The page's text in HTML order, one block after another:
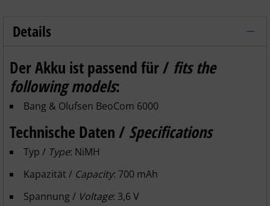
Details
OTB Akku kompatibel zu Bang &
Der Akku ist passend für / fits the
following models:
Bang & Olufsen BeoCom 6000
Technische Daten / Specifications
Typ / Type: NiMH
Kapazität / Capacity: 700 mAh
Spannung / Voltage: 3,6 V